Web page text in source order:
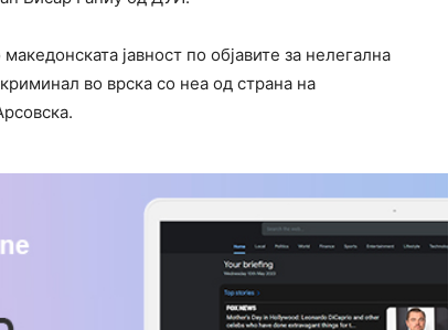
јавност по објавите за нелегална
во врска со неа од страна на